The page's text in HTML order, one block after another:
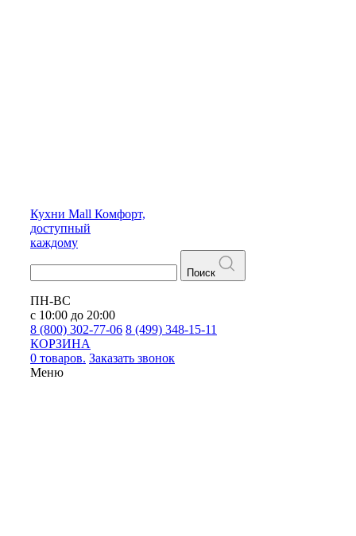
Кухни Mall Комфорт,
доступный
каждому
Поиск
ПН-ВС
с 10:00 до 20:00
8 (800) 302-77-06 8 (499) 348-15-11
КОРЗИНА
0 товаров. Заказать звонок
Меню